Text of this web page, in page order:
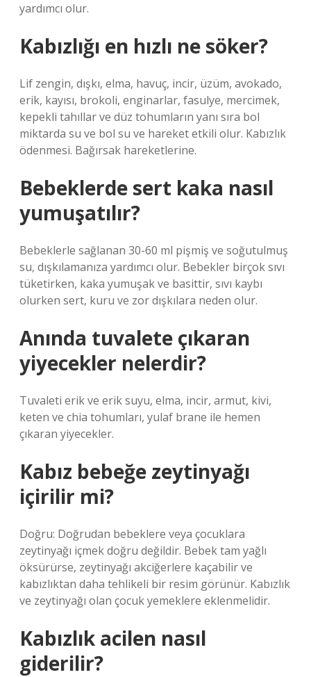
yardımcı olur.
Kabızlığı en hızlı ne söker?
Lif zengin, dışkı, elma, havuç, incir, üzüm, avokado,
erik, kayısı, brokoli, enginarlar, fasulye, mercimek,
kepekli tahıllar ve düz tohumların yanı sıra bol
miktarda su ve bol su ve hareket etkili olur. Kabızlık
ödenmesi. Bağırsak hareketlerine.
Bebeklerde sert kaka nasıl
yumuşatılır?
Bebeklerle sağlanan 30-60 ml pişmiş ve soğutulmuş
su, dışkılamanıza yardımcı olur. Bebekler birçok sıvı
tüketirken, kaka yumuşak ve basittir, sıvı kaybı
olurken sert, kuru ve zor dışkılara neden olur.
Anında tuvalete çıkaran
yiyecekler nelerdir?
Tuvaleti erik ve erik suyu, elma, incir, armut, kivi,
keten ve chia tohumları, yulaf brane ile hemen
çıkaran yiyecekler.
Kabız bebeğe zeytinyağı
içirilir mi?
Doğru: Doğrudan bebeklere veya çocuklara
zeytinyağı içmek doğru değildir. Bebek tam yağlı
öksürürse, zeytinyağı akciğerlere kaçabilir ve
kabızlıktan daha tehlikeli bir resim görünür. Kabızlık
ve zeytinyağı olan çocuk yemeklere eklenmelidir.
Kabızlık acilen nasıl
giderilir?